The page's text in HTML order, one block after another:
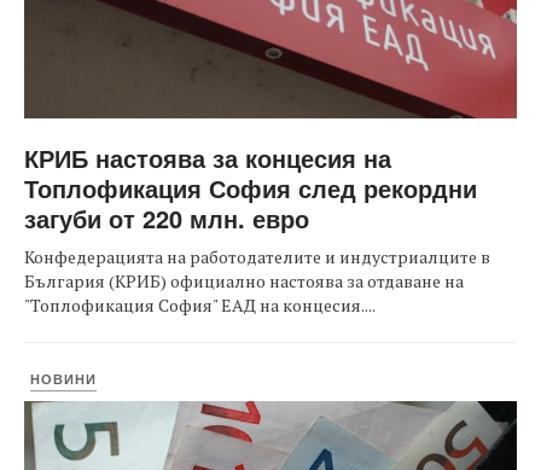
КРИБ настоява за концесия на
Топлофикация София след рекордни
загуби от 220 млн. евро
Конфедерацията на работодателите и индустриалците в
България (КРИБ) официално настоява за отдаване на
"Топлофикация София" ЕАД на концесия....
НОВИНИ